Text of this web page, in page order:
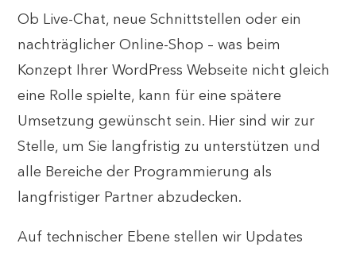
Ob Live-Chat, neue Schnittstellen oder ein
nachträglicher Online-Shop – was beim
Konzept Ihrer WordPress Webseite nicht gleich
eine Rolle spielte, kann für eine spätere
Umsetzung gewünscht sein. Hier sind wir zur
Stelle, um Sie langfristig zu unterstützen und
alle Bereiche der Programmierung als
langfristiger Partner abzudecken.
Auf technischer Ebene stellen wir Updates